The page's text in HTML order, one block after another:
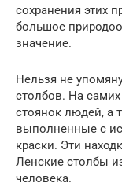
сохранения этих
большое
значение.
Нельзя не
столбов. На
стоянок людей, а
выполненные с
краски. Эти
Ленские столбы
человека.